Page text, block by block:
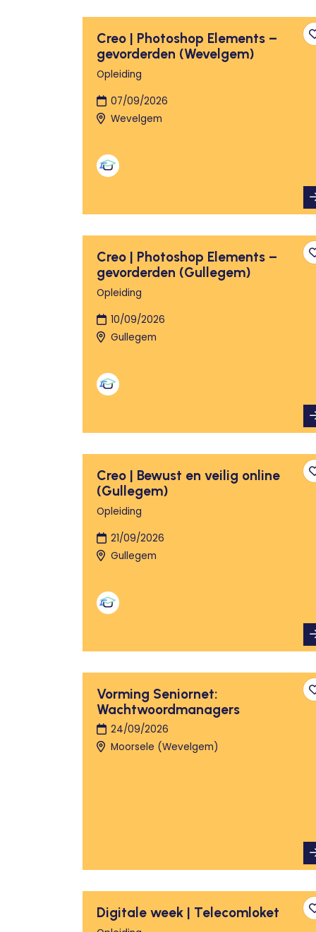
Creo | Photoshop Elements –
gevorderden (Wevelgem)
Opleiding
07/09/2026
Wevelgem
Creo | Photoshop Elements –
gevorderden (Gullegem)
Opleiding
10/09/2026
Gullegem
Creo | Bewust en veilig online
(Gullegem)
Opleiding
21/09/2026
Gullegem
Vorming Seniornet:
Wachtwoordmanagers
24/09/2026
Moorsele (Wevelgem)
Digitale week | Telecomloket